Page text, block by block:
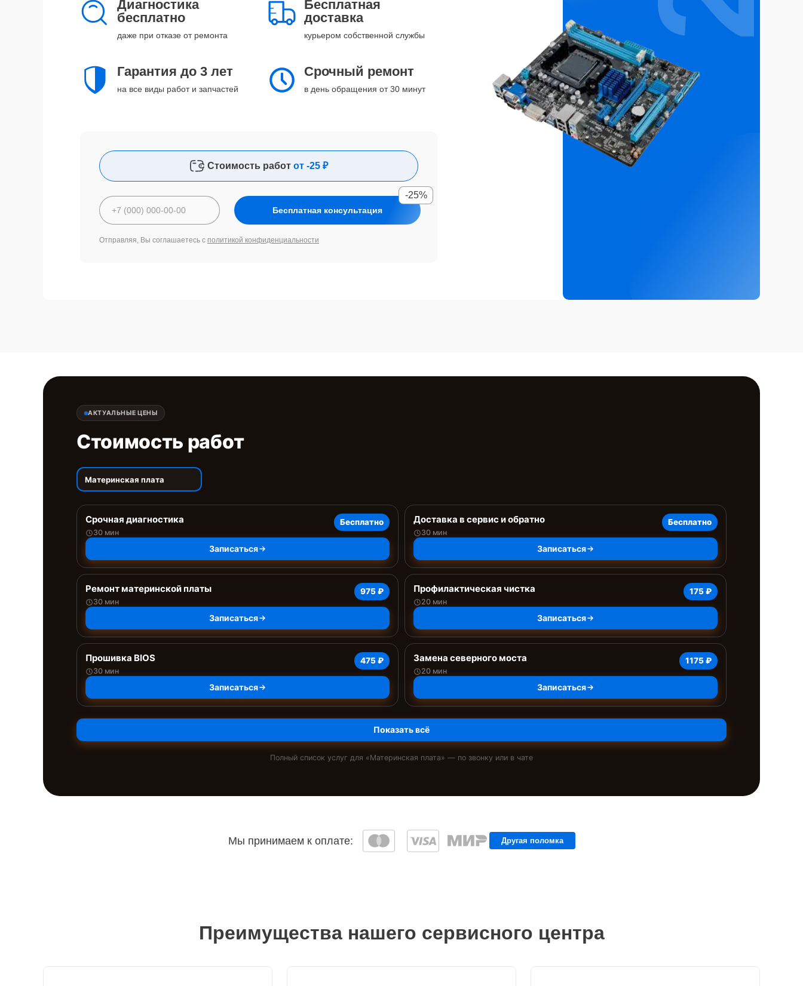
Диагностика
бесплатно
даже при отказе от ремонта
Бесплатная
доставка
курьером собственной службы
Гарантия до 3 лет
на все виды работ и запчастей
Срочный ремонт
в день обращения от 30 минут
Стоимость работ от -25 ₽
Бесплатная консультация
-25%
Отправляя, Вы соглашаетесь с политикой конфиденциальности
АКТУАЛЬНЫЕ ЦЕНЫ
Стоимость работ
Материнская плата
Срочная диагностика
30 мин
Бесплатно
Записаться
Доставка в сервис и обратно
30 мин
Бесплатно
Записаться
Ремонт материнской платы
30 мин
975 ₽
Записаться
Профилактическая чистка
20 мин
175 ₽
Записаться
Прошивка BIOS
30 мин
475 ₽
Записаться
Замена северного моста
20 мин
1175 ₽
Записаться
Показать всё
Полный список услуг для «Материнская плата» — по звонку или в чате
Мы принимаем к оплате: Другая поломка
Преимущества нашего сервисного центра